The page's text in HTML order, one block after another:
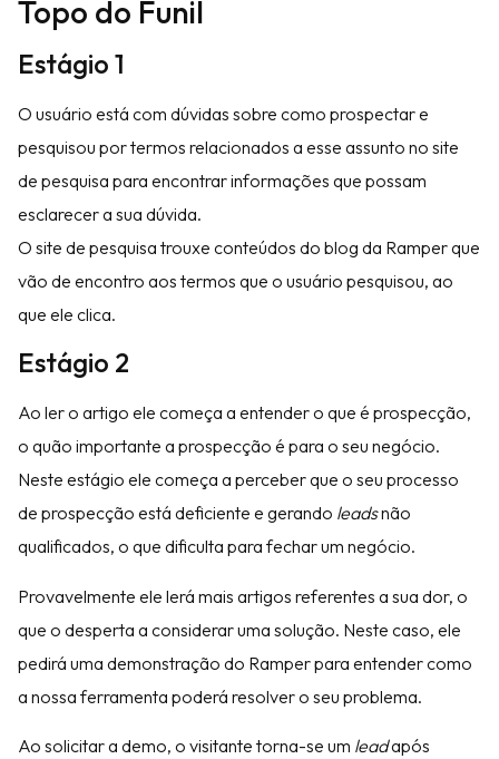
Topo do Funil
Estágio 1
O usuário está com dúvidas sobre como prospectar e
pesquisou por termos relacionados a esse assunto no site
de pesquisa para encontrar informações que possam
esclarecer a sua dúvida.
O site de pesquisa trouxe conteúdos do blog da Ramper que
vão de encontro aos termos que o usuário pesquisou, ao
que ele clica.
Estágio 2
Ao ler o artigo ele começa a entender o que é prospecção,
o quão importante a prospecção é para o seu negócio.
Neste estágio ele começa a perceber que o seu processo
de prospecção está deficiente e gerando leadsnão
qualificados, o que dificulta para fechar um negócio.
Provavelmente ele lerá mais artigos referentes a sua dor, o
que o desperta a considerar uma solução. Neste caso, ele
pedirá uma demonstração do Ramper para entender como
a nossa ferramenta poderá resolver o seu problema.
Ao solicitar a demo, o visitante torna-se um leadapós